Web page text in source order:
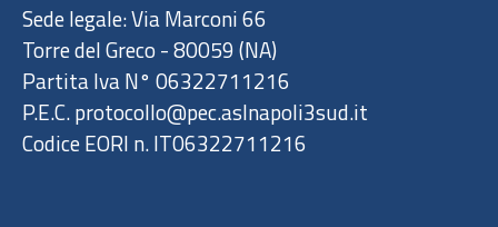
Sede legale: Via Marconi 66
Torre del Greco - 80059 (NA)
Partita Iva N° 06322711216
P.E.C. protocollo@pec.aslnapoli3sud.it
Codice EORI n. IT06322711216